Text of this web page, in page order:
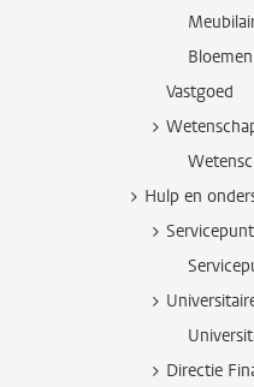
Bloemen
Vastgoed
Hulp en
Directie